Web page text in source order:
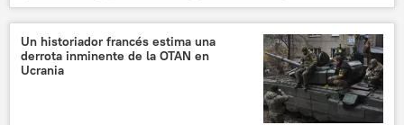
Sputnik Explica
COVID-19
Un historiador francés estima una
derrota inminente de la OTAN en
Ucrania